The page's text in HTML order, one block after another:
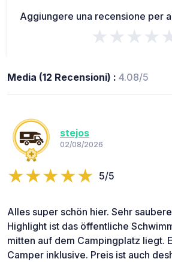
Aggiungere una recensione per
Media (12 Recensioni) : 4.08/5
stejos
02/08/2026
5/5
Alles super schön hier. Sehr
Highlight ist das öffentliche
mitten auf dem Campingplatz liegt.
Camper inklusive. Preis ist auch